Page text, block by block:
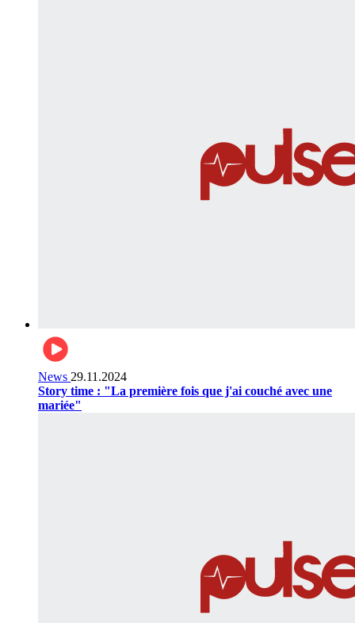
News 29.11.2024
Story time : "La première fois que j'ai couché avec une
mariée"